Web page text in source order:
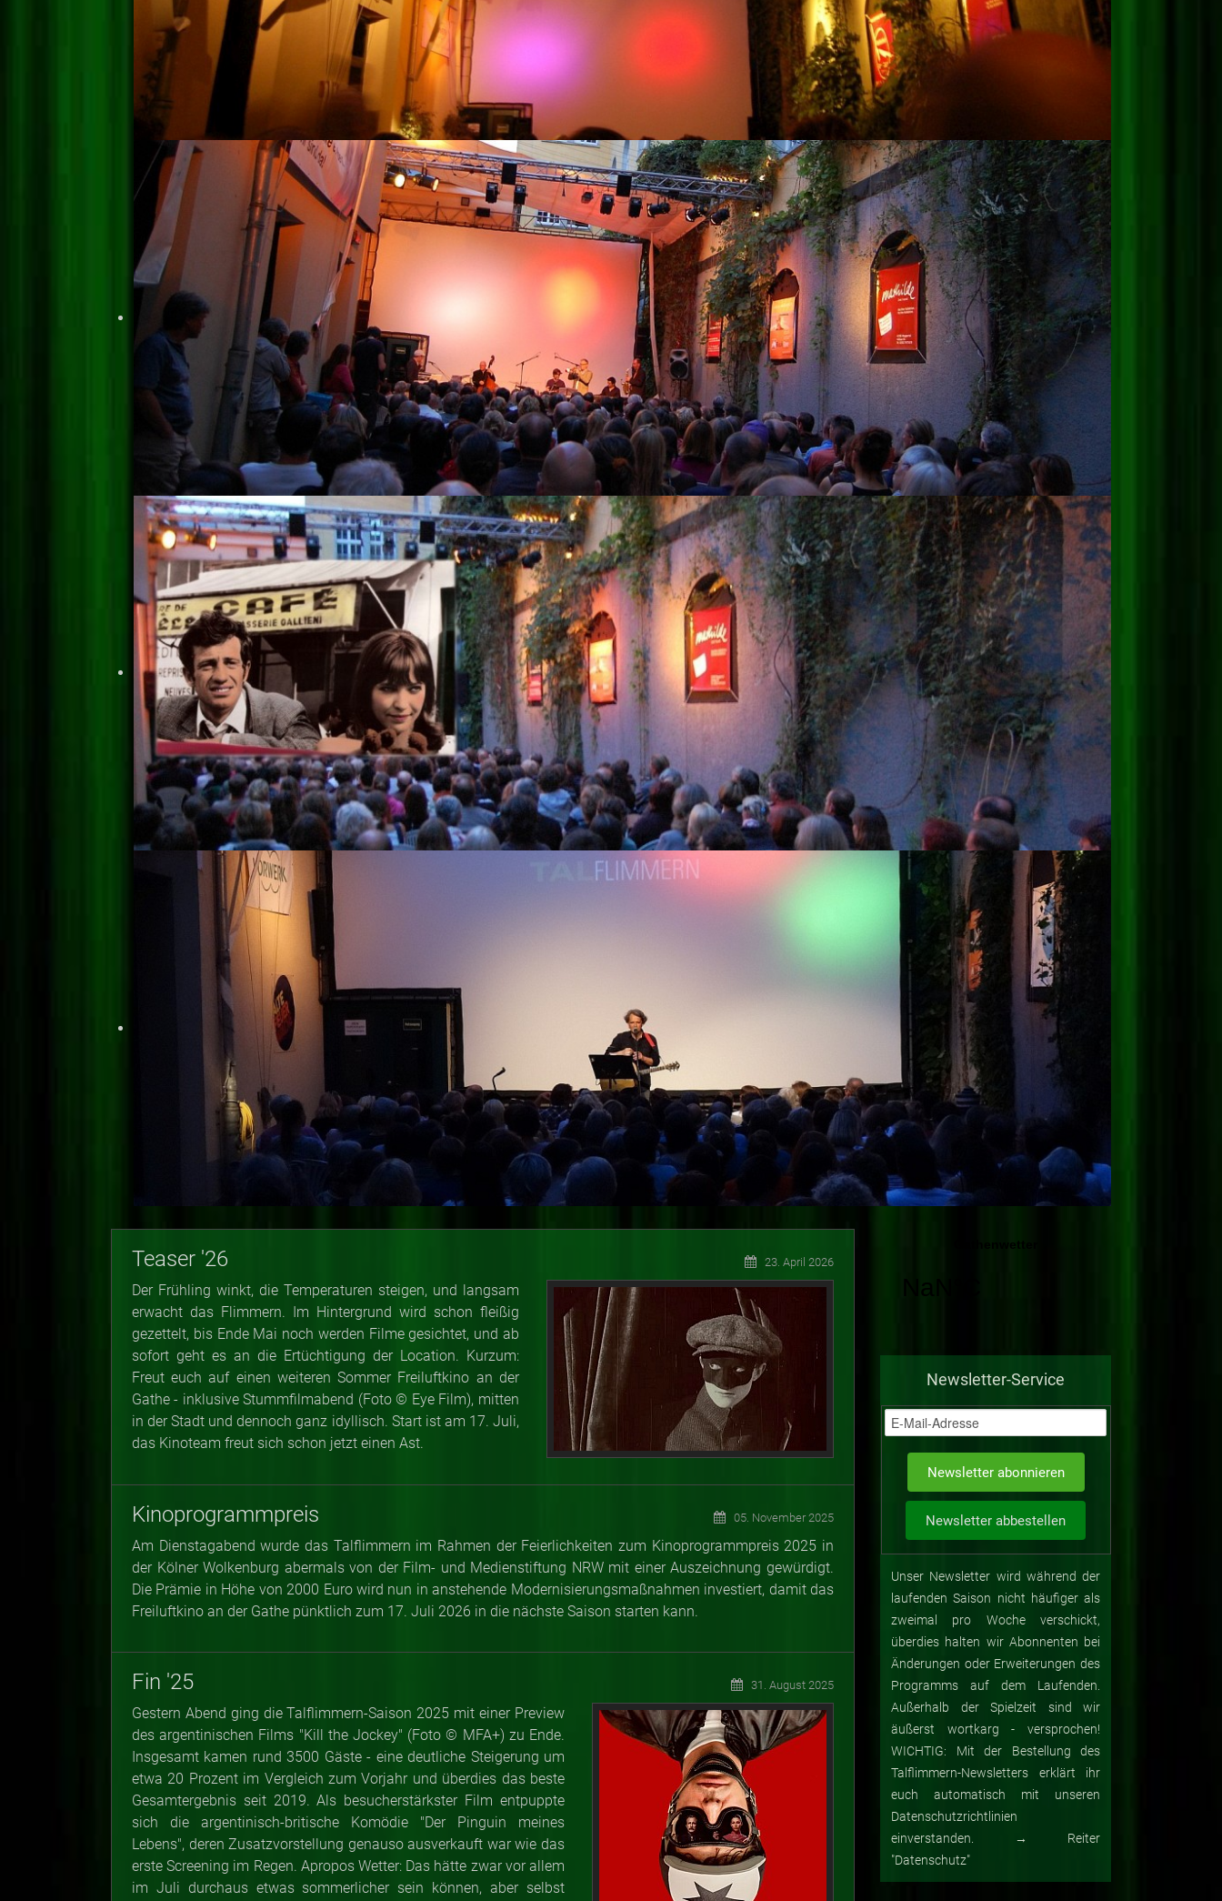
Teaser '26 23. April 2026
Der Frühling winkt, die Temperaturen steigen, und langsam
erwacht das Flimmern. Im Hintergrund wird schon fleißig
gezettelt, bis Ende Mai noch werden Filme gesichtet, und ab
sofort geht es an die Ertüchtigung der Location. Kurzum:
Freut euch auf einen weiteren Sommer Freiluftkino an der
Gathe - inklusive Stummfilmabend (Foto © Eye Film), mitten
in der Stadt und dennoch ganz idyllisch. Start ist am 17. Juli,
das Kinoteam freut sich schon jetzt einen Ast.
Kinoprogrammpreis 05. November 2025
Am Dienstagabend wurde das Talflimmern im Rahmen der Feierlichkeiten zum Kinoprogrammpreis 2025 in
der Kölner Wolkenburg abermals von der Film- und Medienstiftung NRW mit einer Auszeichnung gewürdigt.
Die Prämie in Höhe von 2000 Euro wird nun in anstehende Modernisierungsmaßnahmen investiert, damit das
Freiluftkino an der Gathe pünktlich zum 17. Juli 2026 in die nächste Saison starten kann.
Fin '25 31. August 2025
Gestern Abend ging die Talflimmern-Saison 2025 mit einer Preview
des argentinischen Films "Kill the Jockey" (Foto © MFA+) zu Ende.
Insgesamt kamen rund 3500 Gäste - eine deutliche Steigerung um
etwa 20 Prozent im Vergleich zum Vorjahr und überdies das beste
Gesamtergebnis seit 2019. Als besucherstärkster Film entpuppte
sich die argentinisch-britische Komödie "Der Pinguin meines
Lebens", deren Zusatzvorstellung genauso ausverkauft war wie das
erste Screening im Regen. Apropos Wetter: Das hätte zwar vor allem
im Juli durchaus etwas sommerlicher sein können, aber selbst
Newsletter-Service
Unser Newsletter wird während der
laufenden Saison nicht häufiger als
zweimal pro Woche verschickt,
überdies halten wir Abonnenten bei
Änderungen oder Erweiterungen des
Programms auf dem Laufenden.
Außerhalb der Spielzeit sind wir
äußerst wortkarg - versprochen!
WICHTIG: Mit der Bestellung des
Talflimmern-Newsletters erklärt ihr
euch automatisch mit unseren
Datenschutzrichtlinien
einverstanden. → Reiter
"Datenschutz"